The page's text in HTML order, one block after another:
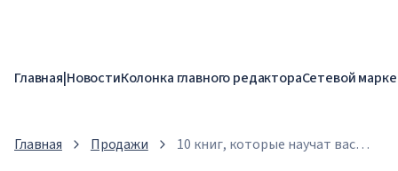
Главная|НовостиКолонка главного редактораСетевой
Главная Продажи
10 книг, которые научат вас